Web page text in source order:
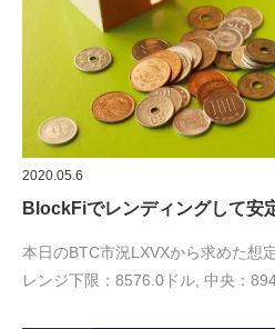
2020.05.6
BlockFiでレンディングして安
本日のBTC市況LXVXから求めた
レンジ下限：8576.0ドル, 中央：